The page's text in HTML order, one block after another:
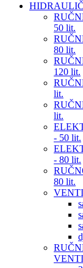
50 lit.
80 lit.
120 lit.
lit.
lit.
- 50 lit.
- 80 lit.
80 lit.